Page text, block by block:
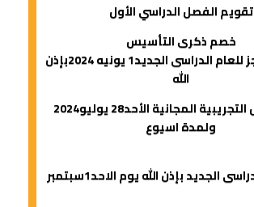
تقويم الفصل الدراسي الأول
خصم ذكرى التأسيس
فتح باب الحجز للعام الدراسى الجديد1 يونيه 2024بإذن
الله
ولمدة اسيوع
الجديد بإذن الله يوم الاحد1سبتمبر